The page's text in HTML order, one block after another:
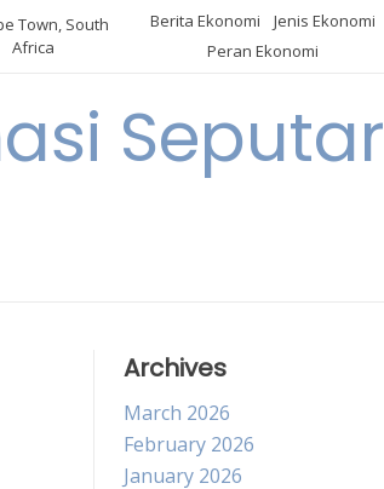
Town, South
Africa
Berita Ekonomi
Jenis Ekonomi
Peran Ekonomi
Seputar
Archives
March 2026
February 2026
January 2026